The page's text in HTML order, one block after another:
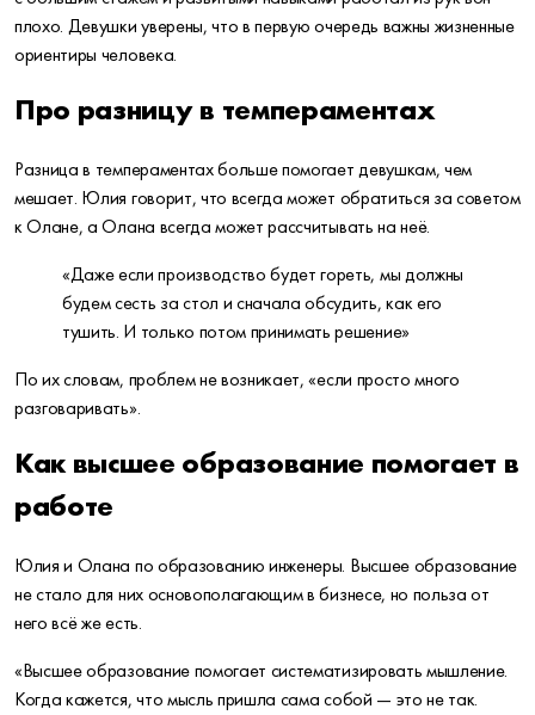
плохо. Девушки уверены, что в первую очередь важны жизненные
ориентиры человека.
Про разницу в темпераментах
Разница в темпераментах больше помогает девушкам, чем
мешает. Юлия говорит, что всегда может обратиться за советом
к Олане, а Олана всегда может рассчитывать на неё.
«Даже если производство будет гореть, мы должны
будем сесть за стол и сначала обсудить, как его
тушить. И только потом принимать решение»
По их словам, проблем не возникает, «если просто много
разговаривать».
Как высшее образование помогает в
работе
Юлия и Олана по образованию инженеры. Высшее образование
не стало для них основополагающим в бизнесе, но польза от
него всё же есть.
«Высшее образование помогает систематизировать мышление.
Когда кажется, что мысль пришла сама собой — это не так.